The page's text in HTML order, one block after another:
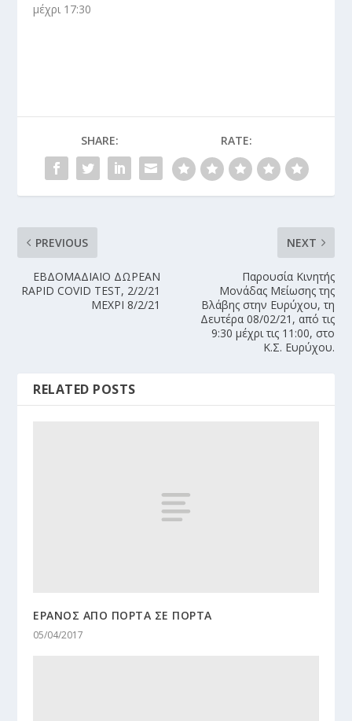
μέχρι 17:30
SHARE: RATE:
PREVIOUS
ΕΒΔΟΜΑΔΙΑΙΟ ΔΩΡΕΑΝ
RAPID COVID TEST, 2/2/21
ΜΕΧΡΙ 8/2/21
NEXT
Παρουσία Κινητής
Μονάδας Μείωσης της
Βλάβης στην Ευρύχου, τη
Δευτέρα 08/02/21, από τις
9:30 μέχρι τις 11:00, στο
Κ.Σ. Ευρύχου.
RELATED POSTS
ΕΡΑΝΟΣ ΑΠΟ ΠΟΡΤΑ ΣΕ ΠΟΡΤΑ
05/04/2017